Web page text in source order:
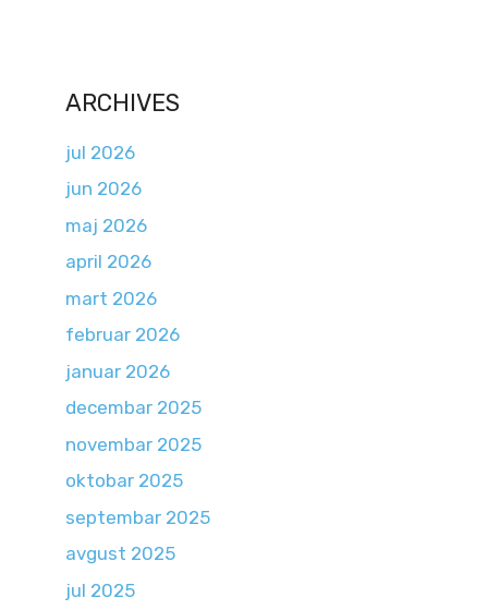
ARCHIVES
jul 2026
jun 2026
maj 2026
april 2026
mart 2026
februar 2026
januar 2026
decembar 2025
novembar 2025
oktobar 2025
septembar 2025
avgust 2025
jul 2025